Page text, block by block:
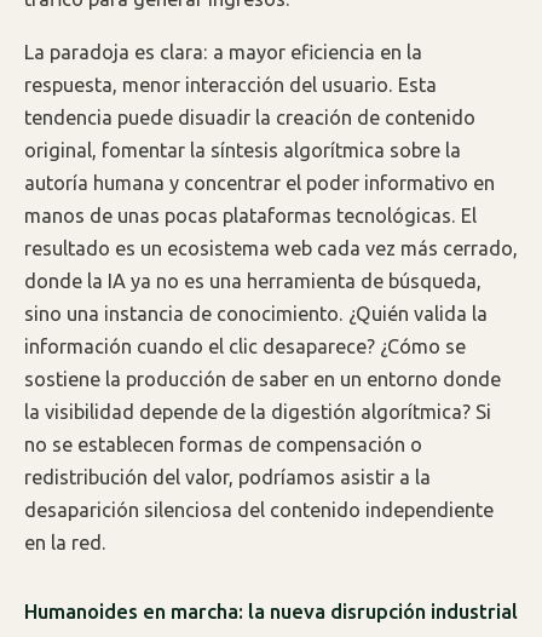
La paradoja es clara: a mayor eficiencia en la
respuesta, menor interacción del usuario. Esta
tendencia puede disuadir la creación de contenido
original, fomentar la síntesis algorítmica sobre la
autoría humana y concentrar el poder informativo en
manos de unas pocas plataformas tecnológicas. El
resultado es un ecosistema web cada vez más cerrado,
donde la IA ya no es una herramienta de búsqueda,
sino una instancia de conocimiento. ¿Quién valida la
información cuando el clic desaparece? ¿Cómo se
sostiene la producción de saber en un entorno donde
la visibilidad depende de la digestión algorítmica? Si
no se establecen formas de compensación o
redistribución del valor, podríamos asistir a la
desaparición silenciosa del contenido independiente
en la red.
Humanoides en marcha: la nueva disrupción industrial